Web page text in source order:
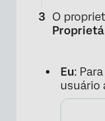
O
Eu:
usuário